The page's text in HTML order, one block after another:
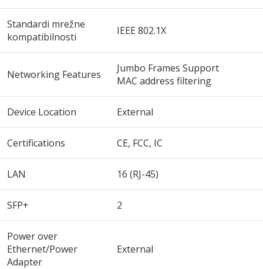
Standardi mrežne
kompatibilnosti
IEEE 802.1X
Networking Features
Jumbo Frames Support
MAC address filtering
Device Location External
Certifications CE, FCC, IC
LAN 16 (RJ-45)
SFP+ 2
Power over
Ethernet/Power
Adapter
External